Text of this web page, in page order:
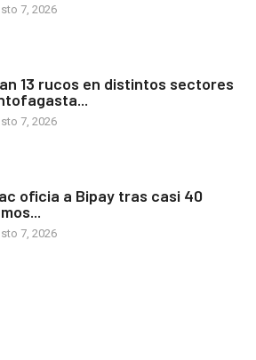
7, 2026
13 rucos en distintos sectores
7, 2026
oficia a Bipay tras casi 40
7, 2026